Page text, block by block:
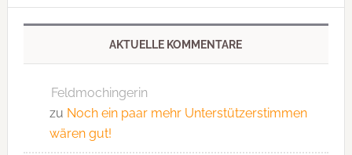
AKTUELLE KOMMENTARE
Feldmochingerin
zu Noch ein paar mehr Unterstützerstimmen
wären gut!